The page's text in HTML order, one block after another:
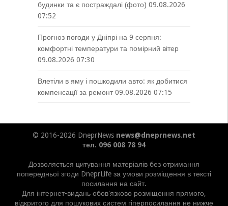
будинки та є постраждалі (фото) 09.08.2026
07:52
Прогноз погоди у Дніпрі на 9 серпня:
комфортні температури та помірний вітер
09.08.2026 07:30
Влетіли в яму і пошкодили авто: як добитися
компенсації за ремонт 09.08.2026 07:15
© 2016-2026 DneprNews news@dneprnews.net
тел. 096 008 78 94
Дозволяється цитування матеріалів без отримання
попередньої згоди DneprLife за умови розміщення в тексті
посилання на сайт.
Для інтернет-видань обов'язково розміщення прямого,
відкритого для пошукових систем гіперпосилання не нижче